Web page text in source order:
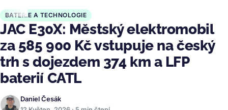
BATERIE A TECHNOLOGIE
JAC E30X: Městský elektromobil
za 585 900 Kč vstupuje na český
trh s dojezdem 374 km a LFP
baterií CATL
Daniel Česák